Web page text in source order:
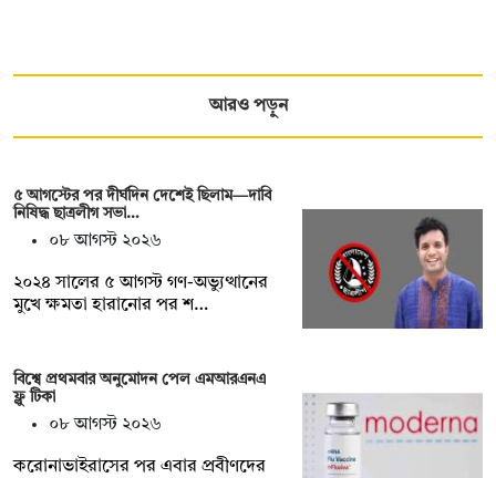
আরও পড়ুন
৫ আগস্টের পর দীর্ঘদিন দেশেই ছিলাম—দাবি
নিষিদ্ধ ছাত্রলীগ সভা…
০৮ আগস্ট ২০২৬
২০২৪ সালের ৫ আগস্ট গণ-অভ্যুত্থানের
মুখে ক্ষমতা হারানোর পর শ…
বিশ্বে প্রথমবার অনুমোদন পেল এমআরএনএ
ফ্লু টিকা
০৮ আগস্ট ২০২৬
করোনাভাইরাসের পর এবার প্রবীণদের